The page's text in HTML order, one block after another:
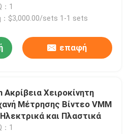
σε σύστημα
2D
：1
：$3,000.00/sets 1-1 sets
επαφή
Ακρίβεια Χειροκίνητη
Μέτρησης Βίντεο VMM
Ηλεκτρικά και Πλαστικά
：1